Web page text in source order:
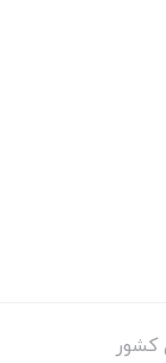
کشور